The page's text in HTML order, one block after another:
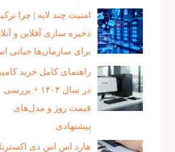
امنیت چند لایه | چرا
ذخیره‌ سازی آفلاین و
برای سازمان‌ها حیاتی
راهنمای کامل خرید
در سال ۱۴۰۴ + بررسی
قیمت روز و مدل‌های
پیشنهادی
هارد اس اس دی